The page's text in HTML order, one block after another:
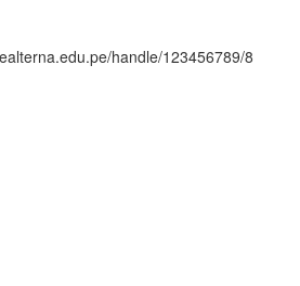
handle/123456789/8